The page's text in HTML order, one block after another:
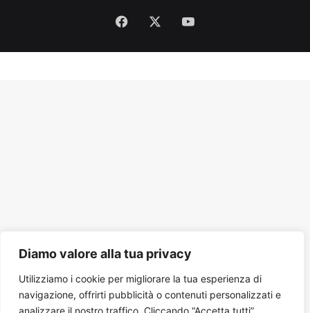
Diamo valore alla tua privacy
Utilizziamo i cookie per migliorare la tua esperienza di
navigazione, offrirti pubblicità o contenuti personalizzati e
analizzare il nostro traffico. Cliccando “Accetta tutti”,
Facebook
Tube